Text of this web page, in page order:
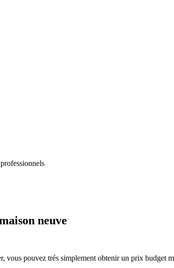
neuve
pouvez trés simplement obtenir un prix budget